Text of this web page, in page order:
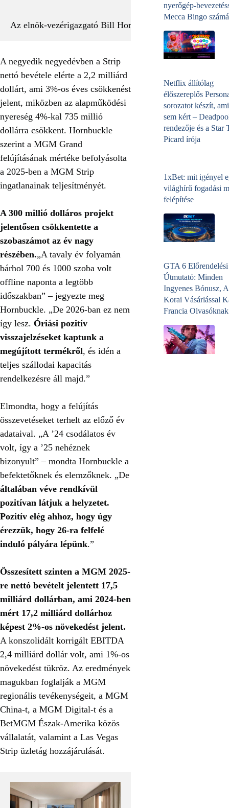
Az elnök-vezérigazgató Bill Hornbuckle
A negyedik negyedévben a Strip
nettó bevétele elérte a 2,2 milliárd
dollárt, ami 3%-os éves csökkenést
jelent, miközben az alapműködési
nyereség 4%-kal 735 millió
dollárra csökkent. Hornbuckle
szerint a MGM Grand
felújításának mértéke befolyásolta
a 2025-ben a MGM Strip
ingatlanainak teljesítményét.
A 300 millió dolláros projekt
jelentősen csökkentette a
szobaszámot az év nagy
részében.„A tavaly év folyamán
bárhol 700 és 1000 szoba volt
offline naponta a legtöbb
időszakban” – jegyezte meg
Hornbuckle. „De 2026-ban ez nem
így lesz. Óriási pozitív
visszajelzéseket kaptunk a
megújított termékről, és idén a
teljes szállodai kapacitás
rendelkezésre áll majd.”
Elmondta, hogy a felújítás
összevetéseket terhelt az előző év
adataival. „A ’24 csodálatos év
volt, így a ’25 nehéznek
bizonyult” – mondta Hornbuckle a
befektetőknek és elemzőknek. „De
általában véve rendkívül
pozitívan látjuk a helyzetet.
Pozitív elég ahhoz, hogy úgy
érezzük, hogy 26-ra felfelé
induló pályára lépünk.”
Összesített szinten a MGM 2025-
re nettó bevételt jelentett 17,5
milliárd dollárban, ami 2024-ben
mért 17,2 milliárd dollárhoz
képest 2%-os növekedést jelent.
A konszolidált korrigált EBITDA
2,4 milliárd dollár volt, ami 1%-os
növekedést tükröz. Az eredmények
magukban foglalják a MGM
regionális tevékenységeit, a MGM
China-t, a MGM Digital-t és a
BetMGM Észak-Amerika közös
vállalatát, valamint a Las Vegas
Strip üzletág hozzájárulását.
nyerőgép-
Mecca Bingo
Netflix állítólag
élőszereplős
sorozatot készít,
sem kért –
rendezője és a Star
Picard írója
1xBet: mit igényel
világhírű fogadási
felépítése
GTA 6 Előrendelési
Útmutató: Minden
Ingyenes Bónusz,
Korai Vásárlással
Francia Olvasóknak